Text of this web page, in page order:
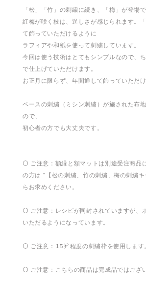
「松」「竹」の刺繍に続き、「梅」が登場で
紅梅が咲く枝は、逞しさが感じられます。
て飾っていただけるように
ラフィアや和紙を使って刺繍しています。
今回は使う技術はとてもシンプルなので、
で仕上げていただけます。
お正月に限らず、年間通して飾っていただけ
ベースの刺繍（ミシン刺繍）が施された布
ので、
初心者の方でも大丈夫です。
⚪️ ご注意：額縁と額マットは別途受注商品
の方は “【松の刺繍、竹の刺繍、梅の刺繍
らお求めください。
⚪️ ご注意：レシピが同封されていますが、
いただるようになっています。
⚪️ ご注意：15㌢程度の刺繍枠を使用します
⚪️ ご注意：こちらの商品は完成品ではござ